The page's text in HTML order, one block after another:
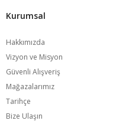
Altın Bileklikler her kadının
Kurumsal
Hakkımızda
Vizyon ve Misyon
Güvenli Alışveriş
Mağazalarımız
Tarihçe
Bize Ulaşın